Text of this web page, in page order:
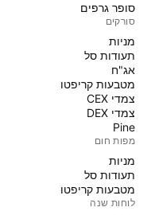
סופר גרפים
סורקים
מניות‏
תעודות סל
אג"ח
מטבעות קריפטו
צמדי CEX
צמדי DEX
Pine
מפות חום
מניות‏
תעודות סל
מטבעות קריפטו
לוחות שנה